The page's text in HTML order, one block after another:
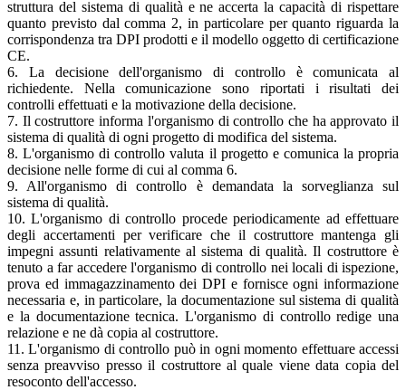
struttura del sistema di qualità e ne accerta la capacità di rispettare
quanto previsto dal comma 2, in particolare per quanto riguarda la
corrispondenza tra DPI prodotti e il modello oggetto di certificazione
CE.
6. La decisione dell'organismo di controllo è comunicata al
richiedente. Nella comunicazione sono riportati i risultati dei
controlli effettuati e la motivazione della decisione.
7. Il costruttore informa l'organismo di controllo che ha approvato il
sistema di qualità di ogni progetto di modifica del sistema.
8. L'organismo di controllo valuta il progetto e comunica la propria
decisione nelle forme di cui al comma 6.
9. All'organismo di controllo è demandata la sorveglianza sul
sistema di qualità.
10. L'organismo di controllo procede periodicamente ad effettuare
degli accertamenti per verificare che il costruttore mantenga gli
impegni assunti relativamente al sistema di qualità. Il costruttore è
tenuto a far accedere l'organismo di controllo nei locali di ispezione,
prova ed immagazzinamento dei DPI e fornisce ogni informazione
necessaria e, in particolare, la documentazione sul sistema di qualità
e la documentazione tecnica. L'organismo di controllo redige una
relazione e ne dà copia al costruttore.
11. L'organismo di controllo può in ogni momento effettuare accessi
senza preavviso presso il costruttore al quale viene data copia del
resoconto dell'accesso.